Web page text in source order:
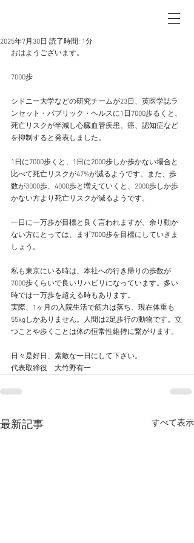
2025年7月30日 読了時間: 1分
おはようございます。
7000歩
シドニー大学などの研究チームが23日、英医学誌ラ
ンセット・パブリック・ヘルスに1日7000歩るくと、
死亡リスクが半減し心臓血管疾患、癌、認知症など
を抑制すると発表しました。
1日に7000歩くと、1日に2000歩しか歩かない場合と
比べて死亡リスクが47%が減るようです。また、歩
数が3000歩、4000歩と増えていくと、2000歩しか歩
かない方より死亡リスクが減るようです。
一日に一万歩が目標と良く言われますが、余り動か
ない方にとっては、まず7000歩を目標にしていきま
しょう。
私も東京にいる時は、本社への行き帰りの歩数が
7000歩くらいで良いリハビリになっています。多い
時では一万歩を超える時もあります。
実際、1ヶ月の入院生活で筋力は落ち、現在体重も
55kgしかありません。人間は2足歩行の動物です。立
つことや歩くことは体の恒常性維持に繋がります。
日々是好日、素敵な一日にして下さい。
代表取締役　大竹野有一
最新記事 すべて表示